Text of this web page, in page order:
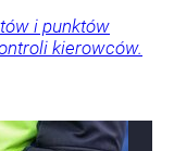
i punktów
kierowców.